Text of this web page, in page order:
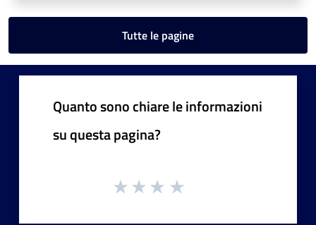
Tutte le pagine
Quanto sono chiare le informazioni
su questa pagina?